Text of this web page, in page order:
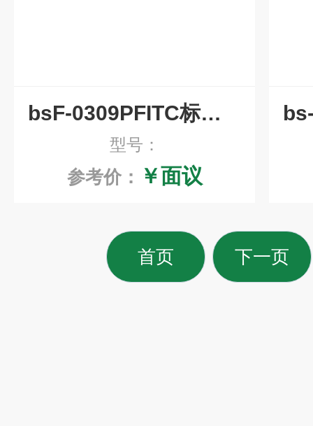
bsF-0309PFITC标记猪IgG
型号：
参考价： ￥面议
首页 下一页